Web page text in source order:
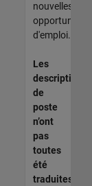
nouvelles
opportunités
d'emploi.
Les
descriptions
de
poste
n’ont
pas
toutes
été
traduites.